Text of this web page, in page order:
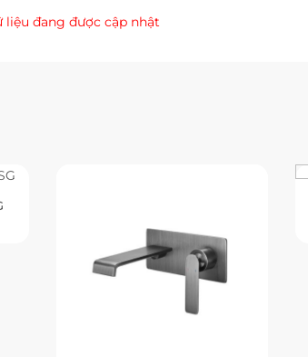
liệu đang được cập nhật